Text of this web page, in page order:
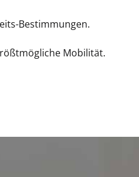
Bestimmungen.
Mobilität.